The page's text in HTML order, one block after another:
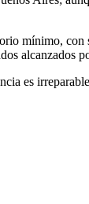
mínimo, con
alcanzados
es